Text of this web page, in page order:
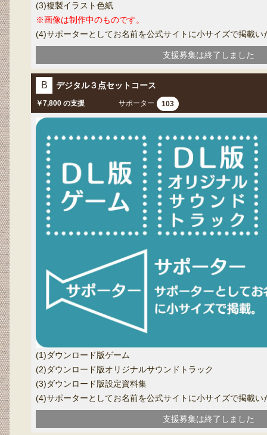
(3)複製イラスト色紙
※画像は制作中のものです。
(4)サポーターとしてお名前を公式サイトに小サイズで掲載い
支援募集は終了しました
B デジタル３点セットコース
￥7,800 の支援 サポーター 103
(1)ダウンロード版ゲーム
(2)ダウンロード版オリジナルサウンドトラック
(3)ダウンロード版設定資料集
(4)サポーターとしてお名前を公式サイトに小サイズで掲載い
支援募集は終了しました